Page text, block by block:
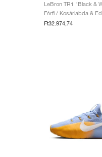
LeBron TR1 "Black &
Férfi / Kosárlabda &
Ft32.974,74